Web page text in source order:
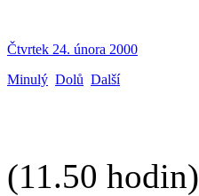
Čtvrtek 24. února 2000
Minulý Dolů Další
(11.50 hodin)